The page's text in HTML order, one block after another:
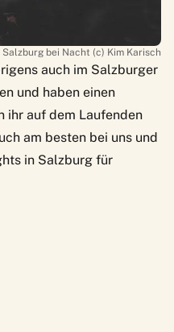
Salzburg bei Nacht (c) Kim Karisch
auch im Salzburger
und haben einen
ihr auf dem Laufenden
am besten bei uns und
in Salzburg für